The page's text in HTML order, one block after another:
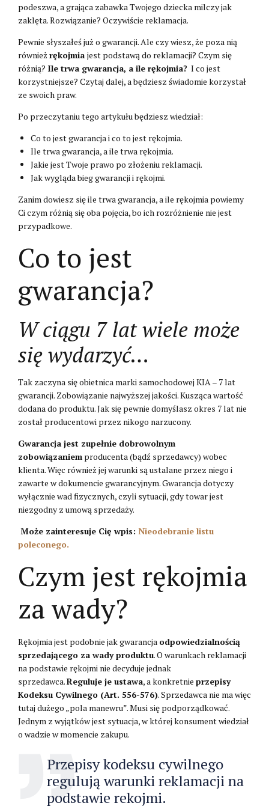
podeszwa, a grająca zabawka Twojego dziecka milczy jak
zaklęta. Rozwiązanie? Oczywiście reklamacja.
Pewnie słyszałeś już o gwarancji. Ale czy wiesz, że poza nią
również rękojmia jest podstawą do reklamacji? Czym się
różnią? Ile trwa gwarancja, a ile rękojmia? I co jest
korzystniejsze? Czytaj dalej, a będziesz świadomie korzystał
ze swoich praw.
Po przeczytaniu tego artykułu będziesz wiedział:
Co to jest gwarancja i co to jest rękojmia.
Ile trwa gwarancja, a ile trwa rękojmia.
Jakie jest Twoje prawo po złożeniu reklamacji.
Jak wygląda bieg gwarancji i rękojmi.
Zanim dowiesz się ile trwa gwarancja, a ile rękojmia powiemy
Ci czym różnią się oba pojęcia, bo ich rozróżnienie nie jest
przypadkowe.
Co to jest
gwarancja?
W ciągu 7 lat wiele może
się wydarzyć…
Tak zaczyna się obietnica marki samochodowej KIA – 7 lat
gwarancji. Zobowiązanie najwyższej jakości. Kusząca wartość
dodana do produktu. Jak się pewnie domyślasz okres 7 lat nie
został producentowi przez nikogo narzucony.
Gwarancja jest zupełnie dobrowolnym
zobowiązaniem producenta (bądź sprzedawcy) wobec
klienta. Więc również jej warunki są ustalane przez niego i
zawarte w dokumencie gwarancyjnym. Gwarancja dotyczy
wyłącznie wad fizycznych, czyli sytuacji, gdy towar jest
niezgodny z umową sprzedaży.
Może zainteresuje Cię wpis: Nieodebranie listu
poleconego.
Czym jest rękojmia
za wady?
Rękojmia jest podobnie jak gwarancja odpowiedzialnością
sprzedającego za wady produktu. O warunkach reklamacji
na podstawie rękojmi nie decyduje jednak
sprzedawca.Reguluje je ustawa, a konkretnie przepisy
Kodeksu Cywilnego (Art. 556-576). Sprzedawca nie ma więc
tutaj dużego „pola manewru”. Musi się podporządkować.
Jednym z wyjątków jest sytuacja, w której konsument wiedział
o wadzie w momencie zakupu.
Przepisy kodeksu cywilnego
regulują warunki reklamacji na
podstawie rekojmi.